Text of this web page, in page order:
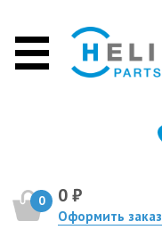
0 0 ₽
Оформить заказ